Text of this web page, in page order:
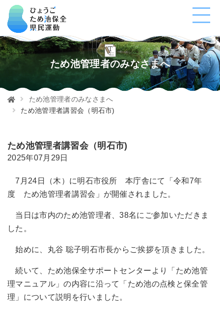
ため池管理者のみなさまへ
ため池管理者のみなさまへ
ため池管理者講習会（明石市)
ため池管理者講習会（明石市)
2025年07月29日
7月24日（木）に明石市役所 本庁舎にて「令和7年
度 ため池管理者講習会」が開催されました。
当日は市内のため池管理者、38名にご参加いただきま
した。
始めに、丸谷 聡子明石市長からご挨拶を頂きました。
続いて、ため池保全サポートセンターより「ため池管
理マニュアル」の内容に沿って「ため池の点検と保全管
理」について説明を行いました。